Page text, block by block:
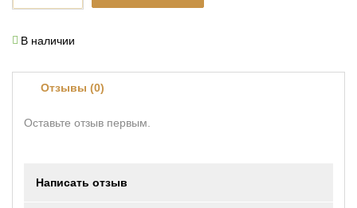
В наличии
Отзывы (0)
Оставьте отзыв первым.
Написать отзыв